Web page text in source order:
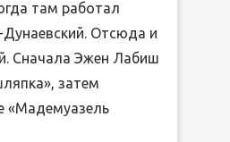
там работал
Отсюда и
Сначала Эжен Лабиш
затем
«Мадемуазель